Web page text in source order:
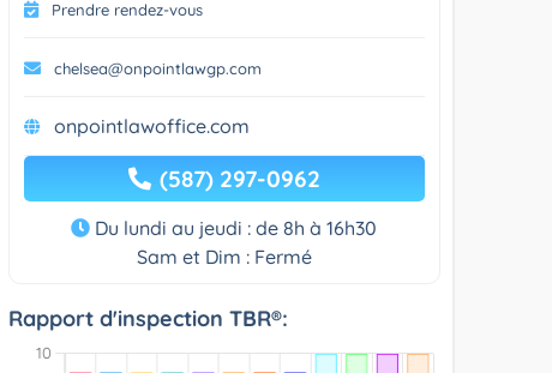
Prendre rendez-vous
chelsea@onpointlawgp.com
onpointlawoffice.com
(587) 297-0962
Du lundi au jeudi : de 8h à 16h30
Sam et Dim : Fermé
Rapport d'inspection TBR®: